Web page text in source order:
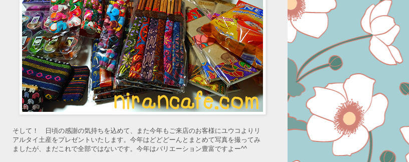
そして！ 日頃の感謝の気持ちを込めて、また今年もご来店のお客様にユウコよりリ
アルタイ土産をプレゼントいたします。今年はどどどーんとまとめて写真を撮ってみ
ましたが、まだこれで全部ではないです。今年はバリエーション豊富ですよー^^